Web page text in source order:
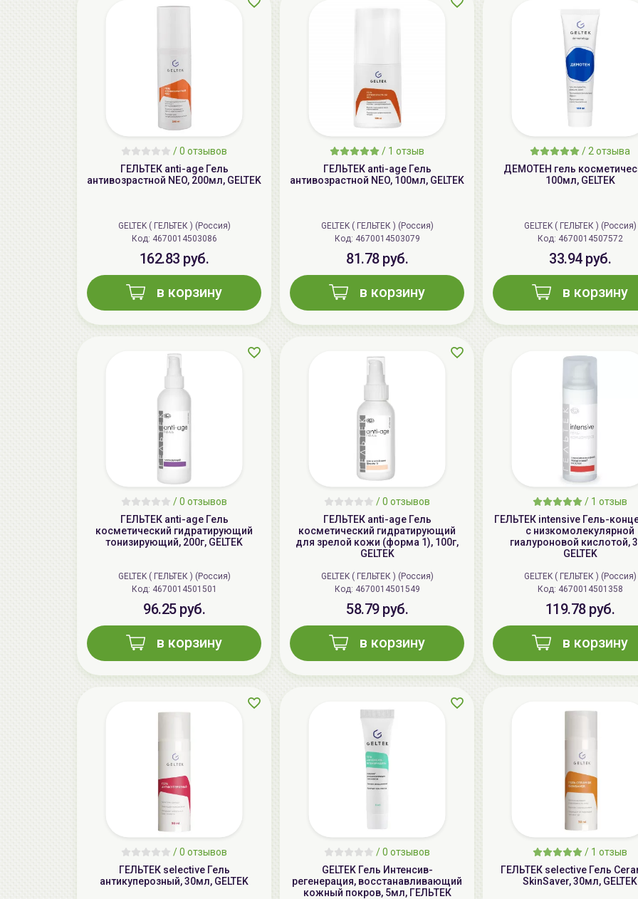
/0 отзывов
ГЕЛЬТЕК anti-age Гель
антивозрастной NEO, 200мл, GELTEK
GELTEK ( ГЕЛЬТЕК ) (Россия)
Код: 4670014503086
162.83 руб.
в корзину
/ 1 отзыв
ГЕЛЬТЕК anti-age Гель
антивозрастной NEO, 100мл, GELTEK
GELTEK ( ГЕЛЬТЕК ) (Россия)
Код: 4670014503079
81.78 руб.
в корзину
/ 2 отзыва
ДЕМОТЕН гель косметический,
100мл, GELTEK
GELTEK ( ГЕЛЬТЕК ) (Россия)
Код: 4670014507572
33.94 руб.
в корзину
/0 отзывов
ГЕЛЬТЕК anti-age Гель
косметический гидратирующий
тонизирующий, 200г, GELTEK
GELTEK ( ГЕЛЬТЕК ) (Россия)
Код: 4670014501501
96.25 руб.
в корзину
/0 отзывов
ГЕЛЬТЕК anti-age Гель
косметический гидратирующий
для зрелой кожи (форма 1), 100г,
GELTEK
GELTEK ( ГЕЛЬТЕК ) (Россия)
Код: 4670014501549
58.79 руб.
в корзину
/ 1 отзыв
ГЕЛЬТЕК intensive Гель-
с низкомолекулярной
гиалуроновой кислотой,
GELTEK
GELTEK ( ГЕЛЬТЕК ) (Россия)
Код: 4670014501358
119.78 руб.
в корзину
/0 отзывов
ГЕЛЬТЕК selective Гель
антикуперозный, 30мл, GELTEK
/0 отзывов
GELTEK Гель Интенсив-
регенерация, восстанавливающий
кожный покров, 5мл, ГЕЛЬТЕК
/ 1 отзыв
ГЕЛЬТЕК selective Гель
SkinSaver, 30мл, GELTEK